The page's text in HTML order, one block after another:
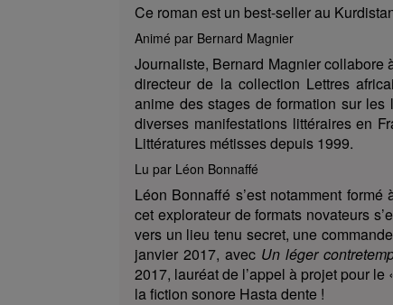
Ce roman est un best-seller au
Animé par Bernard Magnier
Journaliste, Bernard Magnier collabore
directeur de la collection Lettres
anime des stages de formation sur les
diverses manifestations littéraires en
Littératures métisses depuis 1999.
Lu par Léon Bonnaffé
Léon Bonnaffé s’est notamment
cet explorateur de formats novateurs
vers un lieu tenu secret, une
janvier 2017, avec Un léger
2017, lauréat de l’appel à projet pour
la fiction sonore Hasta dente !